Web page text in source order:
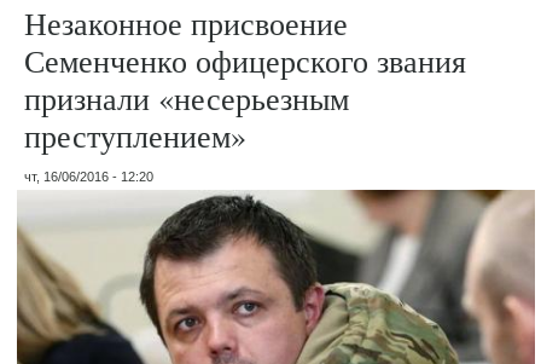
Незаконное присвоение
Семенченко офицерского звания
признали «несерьезным
преступлением»
чт, 16/06/2016 - 12:20